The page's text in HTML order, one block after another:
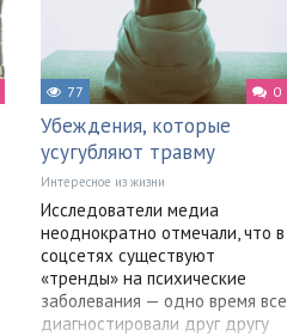
77 0
Убеждения, которые
усугубляют травму
Интересное из жизни
Исследователи медиа
неоднократно отмечали, что в
соцсетях существуют
«тренды» на психические
заболевания — одно время все
диагностировали друг другу